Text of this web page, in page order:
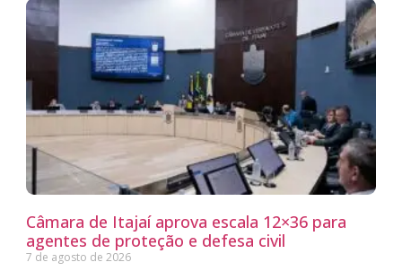
Câmara de Itajaí aprova escala 12×36 para
agentes de proteção e defesa civil
7 de agosto de 2026